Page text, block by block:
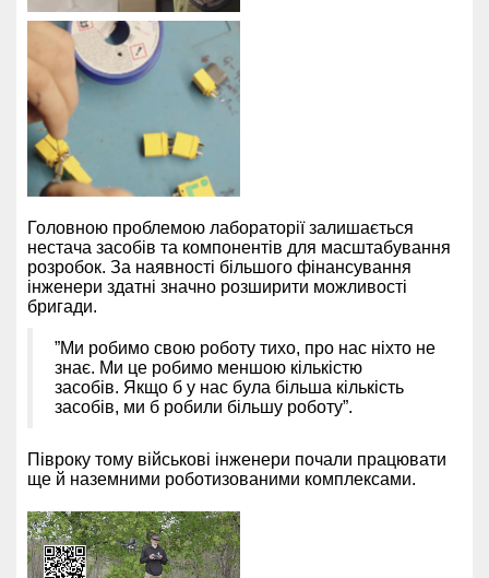
Головною проблемою лабораторії залишається
нестача засобів та компонентів для масштабування
розробок. За наявності більшого фінансування
інженери здатні значно розширити можливості
бригади.
”Ми робимо свою роботу тихо, про нас ніхто не
знає. Ми це робимо меншою кількістю
засобів. Якщо б у нас була більша кількість
засобів, ми б робили більшу роботу”.
Півроку тому військові інженери почали працювати
ще й наземними роботизованими комплексами.